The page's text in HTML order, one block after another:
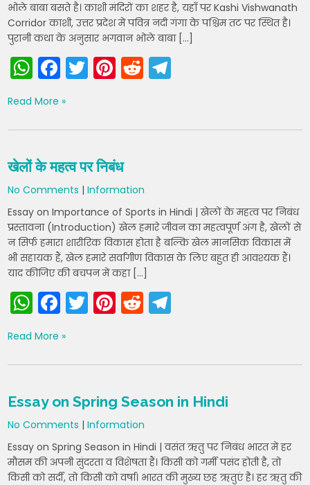
भोले बाबा बसते है। काशी मंदिरों का शहर है, यहाँ पर Kashi Vishwanath
Corridor काशी, उत्तर प्रदेश में पवित्र नदी गंगा के पश्चिम तट पर स्थित है।
पुरानी कथा के अनुसार भगवान भोले बाबा […]
W
h
a
ts
A
p
p
F
a
c
e
b
o
o
k
T
w
er
Pi
nt
e
st
R
e
di gr
Read More »
खेलों के महत्व पर निबंध
No Comments |Information
Essay on Importance of Sports in Hindi | खेलों के महत्व पर निबंध
प्रस्तावना (Introduction) खेल हमारे जीवन का महत्वपूर्ण अंग है, खेलों से
न सिर्फ हमारा शारीरिक विकास होता है बल्कि खेल मानसिक विकास में
भी सहायक हैं, खेल हमारे सर्वांगीण विकास के लिए बहुत ही आवश्यक हैं।
याद कीजिए की बचपन में कहा […]
W
h
a
ts
A
p
p
F
a
c
e
b
o
o
k
T
w
er
Pi
nt
e
st
R
e
di
t
gr
a
m
Read More »
Essay on Spring Season in Hindi
No Comments |Information
Essay on Spring Season in Hindi | वसंत ऋतु पर निबंध भारत में हर
मौसम की अपनी सुंदरता व विशेषता हैं। किसी को गर्मी पसंद होती है, तो
किसी को सर्दी, तो किसी को वर्षा। भारत की मुख्य छह ऋतुएं है। हर ऋतु की